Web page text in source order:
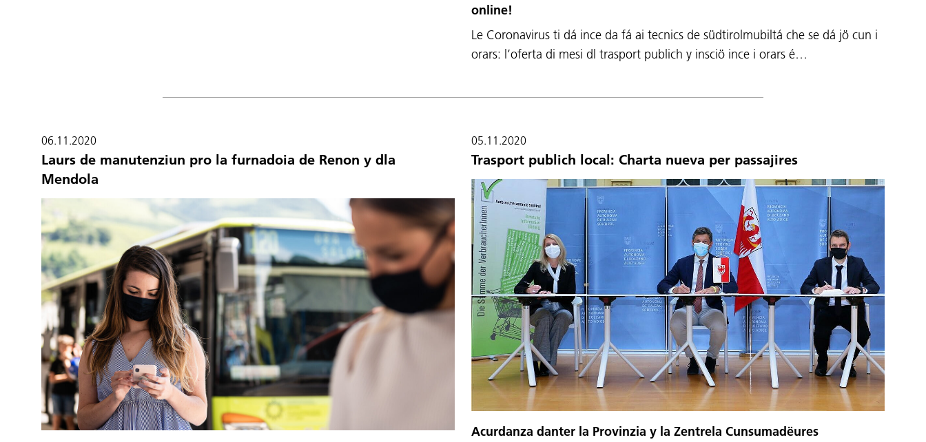
online!
Le Coronavirus ti dá ince da fá ai tecnics de südtirolmubiltá che se dá jö cun i
orars: l’oferta di mesi dl trasport publich y insciö ince i orars é…
06.11.2020
Laurs de manutenziun pro la furnadoia de Renon y dla
Mendola
05.11.2020
Trasport publich local: Charta nueva per passajires
Acurdanza danter la Provinzia y la Zentrela Cunsumadëures